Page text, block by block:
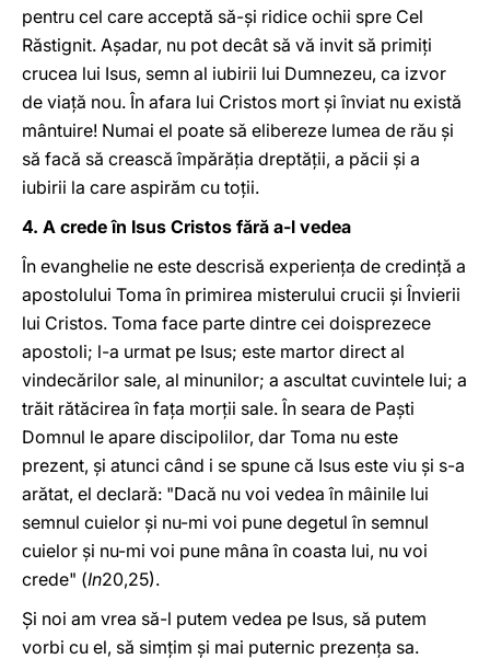
pentru cel care acceptă să-şi ridice ochii spre Cel
Răstignit. Aşadar, nu pot decât să vă invit să primiţi
crucea lui Isus, semn al iubirii lui Dumnezeu, ca izvor
de viaţă nou. În afara lui Cristos mort şi înviat nu există
mântuire! Numai el poate să elibereze lumea de rău şi
să facă să crească împărăţia dreptăţii, a păcii şi a
iubirii la care aspirăm cu toţii.
4. A crede în Isus Cristos fără a-l vedea
În evanghelie ne este descrisă experienţa de credinţă a
apostolului Toma în primirea misterului crucii şi Învierii
lui Cristos. Toma face parte dintre cei doisprezece
apostoli; l-a urmat pe Isus; este martor direct al
vindecărilor sale, al minunilor; a ascultat cuvintele lui; a
trăit rătăcirea în faţa morţii sale. În seara de Paşti
Domnul le apare discipolilor, dar Toma nu este
prezent, şi atunci când i se spune că Isus este viu şi s-a
arătat, el declară: "Dacă nu voi vedea în mâinile lui
semnul cuielor şi nu-mi voi pune degetul în semnul
cuielor şi nu-mi voi pune mâna în coasta lui, nu voi
crede" (In20,25).
Şi noi am vrea să-l putem vedea pe Isus, să putem
vorbi cu el, să simţim şi mai puternic prezenţa sa.